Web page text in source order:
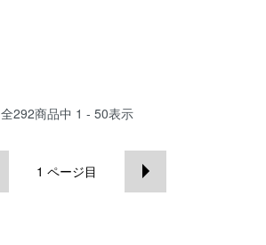
全292商品中 1 - 50表示
1 ページ目